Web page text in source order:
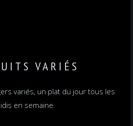
VARIÉS
variés, un plat du jour tous les
en semaine